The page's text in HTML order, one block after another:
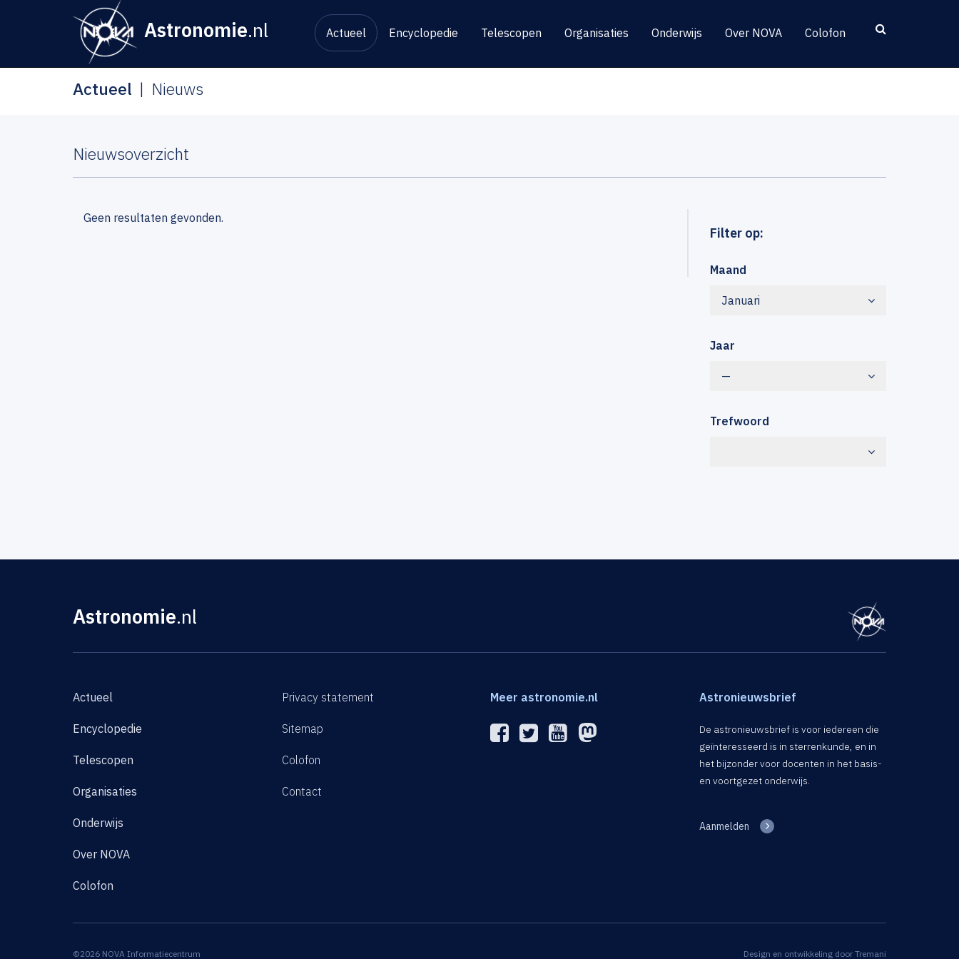
Astronomie.nl Actueel Encyclopedie Telescopen Organisaties Onderwijs Over NOVA Colofon
Actueel Nieuws
Nieuwsoverzicht
Filter op:
Maand
Januari
Jaar
—
Trefwoord
Geen resultaten gevonden.
Astronomie.nl
Actueel
Encyclopedie
Telescopen
Organisaties
Onderwijs
Over NOVA
Colofon
Privacy statement
Sitemap
Colofon
Contact
Meer astronomie.nl Astronieuwsbrief
De astronieuwsbrief is voor iedereen die
geïnteresseerd is in sterrenkunde, en in
het bijzonder voor docenten in het basis-
en voortgezet onderwijs.
Aanmelden
©2026 NOVA Informatiecentrum Design en ontwikkeling door Tremani